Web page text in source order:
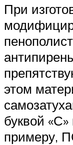
При
этом
буквой
примеру,